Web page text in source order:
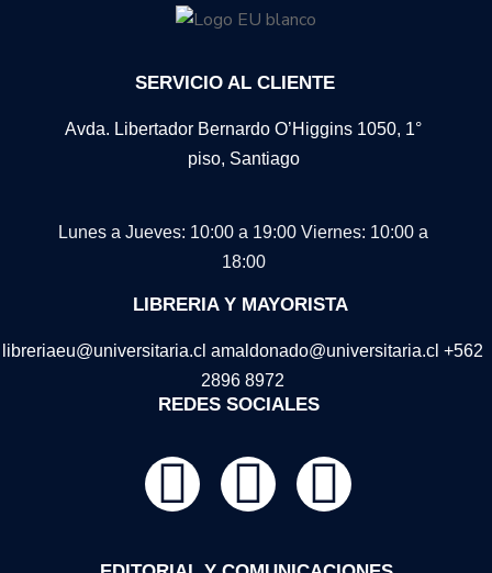
condiciones en la plataforma VitalSource Bookshelf
SERVICIO AL CLIENTE
Avda. Libertador Bernardo O’Higgins 1050, 1°
piso, Santiago
Lunes a Jueves: 10:00 a 19:00 Viernes: 10:00 a
18:00
LIBRERIA Y MAYORISTA
libreriaeu@universitaria.cl amaldonado@universitaria.cl +562
2896 8972
REDES SOCIALES